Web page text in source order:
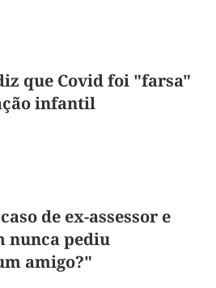
que Covid foi "farsa"
infantil
de ex-assessor e
nunca pediu
amigo?"